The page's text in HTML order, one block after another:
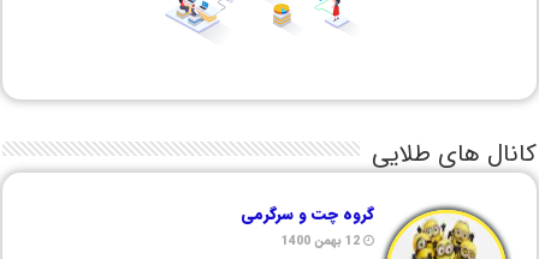
کانال های طلایی
گروه چت و سرگرمی
12 بهمن 1400